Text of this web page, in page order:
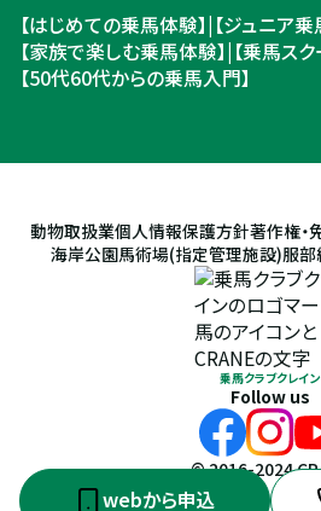
webから申込
【はじめての乗馬体験】| 【ジュニア乗
【家族で楽しむ乗馬体験】| 【乗馬ス
【50代60代からの乗馬入門】
動物取扱業個人情報保護方針著作権・
海岸公園馬術場(指定管理施設)服部
乗馬クラブクレイン
Follow us
© 2016-2024